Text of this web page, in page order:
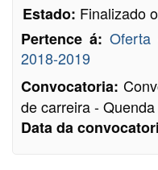
Estado: Finalizado
Pertence á:Oferta
2018-2019
Convocatoria:
de carreira -
Data da